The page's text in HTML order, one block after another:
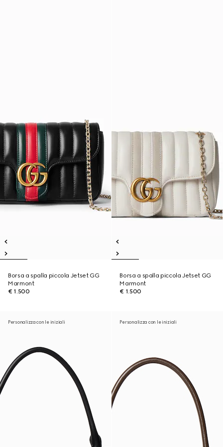
Borsa a spalla piccola Jetset GG
Marmont
€ 1.500
Borsa a spalla piccola Jetset GG
Marmont
€ 1.500
Personalizza con le iniziali Personalizza con le iniziali